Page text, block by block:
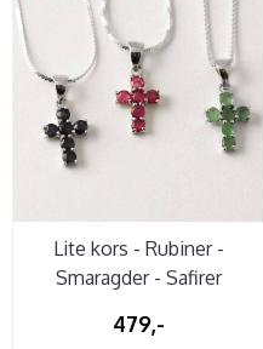
Lite kors - Rubiner -
Smaragder - Safirer
479,-